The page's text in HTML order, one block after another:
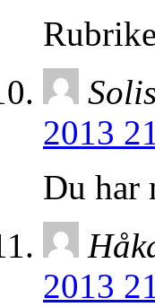
Solis
2013
Du har
2013